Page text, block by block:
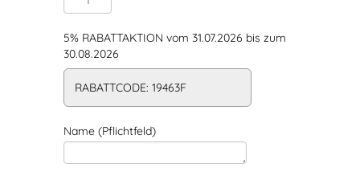
5% RABATTAKTION vom 31.07.2026 bis zum
30.08.2026
RABATTCODE: 19463F
Name (Pflichtfeld)